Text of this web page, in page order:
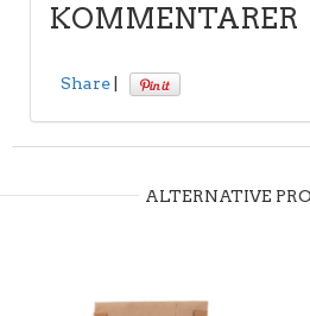
KOMMENTARER
Share
ALTERNATIVE